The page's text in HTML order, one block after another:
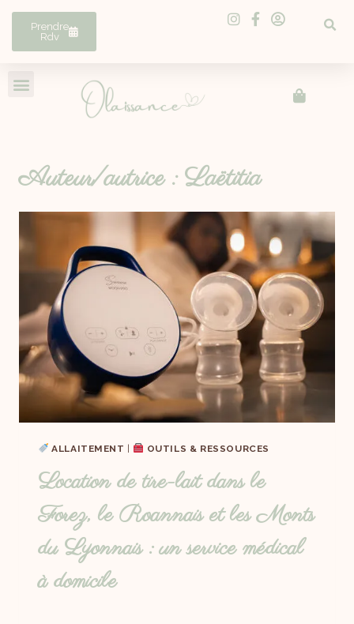
Prendre
Rdv
Auteur/autrice : Laëtitia
ALLAITEMENT | OUTILS & RESSOURCES
Location de tire-lait dans le
Forez, le Roannais et les Monts
du Lyonnais : un service médical
à domicile